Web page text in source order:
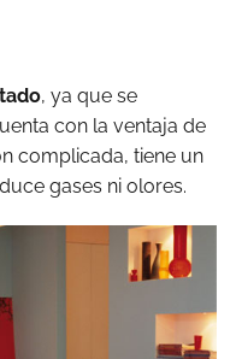
, ya que se
con la ventaja de
complicada, tiene un
gases ni olores.